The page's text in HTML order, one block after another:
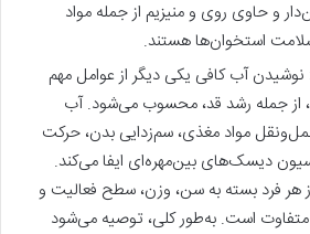
و حاوی روی و منیزیم از جمله مواد
استخوان‌ها هستند.
آب کافی یکی دیگر از عوامل مهم
از جمله رشد قد، محسوب می‌شود. آب
مواد مغذی، سم‌زدایی بدن، حرکت
دیسک‌های بین‌مهره‌ای ایفا می‌کند.
هر فرد بسته به سن، وزن، سطح فعالیت و
است. به‌طور کلی، توصیه می‌شود